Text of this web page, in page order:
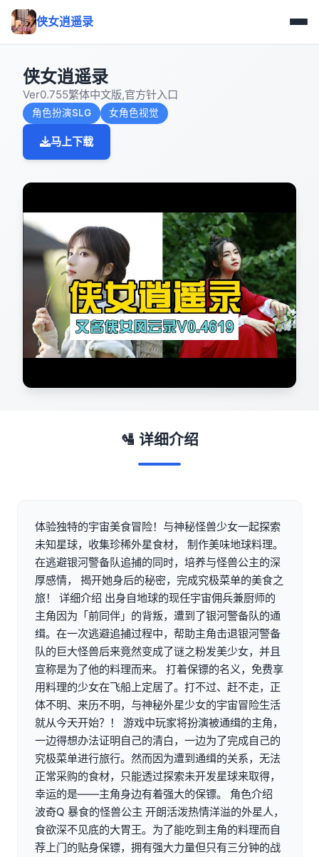
侠女逍遥录
侠女逍遥录
Ver0.755繁体中文版,官方针入口
角色扮演SLG 女角色视觉
马上下载
🛂 详细介绍
体验独特的宇宙美食冒险！与神秘怪兽少女一起探索
未知星球，收集珍稀外星食材， 制作美味地球料理。
在逃避银河警备队追捕的同时，培养与怪兽公主的深
厚感情， 揭开她身后的秘密，完成究极菜单的美食之
旅！ 详细介绍 出身自地球的现任宇宙佣兵兼厨师的
主角因为「前同伴」的背叛，遭到了银河警备队的通
缉。在一次逃避追捕过程中，帮助主角击退银河警备
队的巨大怪兽后来竟然变成了谜之粉发美少女，并且
宣称是为了他的料理而来。 打着保镖的名义，免费享
用料理的少女在飞船上定居了。打不过、赶不走，正
体不明、来历不明，与神秘外星少女的宇宙冒险生活
就从今天开始？！ 游戏中玩家将扮演被通缉的主角，
一边得想办法证明自己的清白，一边为了完成自己的
究极菜单进行旅行。然而因为遭到通缉的关系，无法
正常采购的食材，只能透过探索未开发星球来取得，
幸运的是——主角身边有着强大的保镖。 角色介绍
波奇Q 暴食的怪兽公主 开朗活泼热情洋溢的外星人，
食欲深不见底的大胃王。为了能吃到主角的料理而自
荐上门的贴身保镖，拥有强大力量但只有三分钟的战